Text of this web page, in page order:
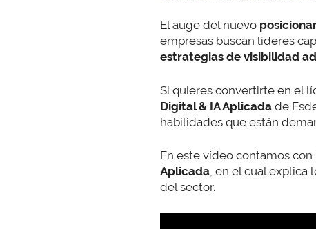
El auge del nuevo
empresas buscan líderes
estrategias de visibilidad
Si quieres convertirte en el
Digital & IA Aplicada de
habilidades que están
En este vídeo contamos
Aplicada, en el cual explica
del sector.